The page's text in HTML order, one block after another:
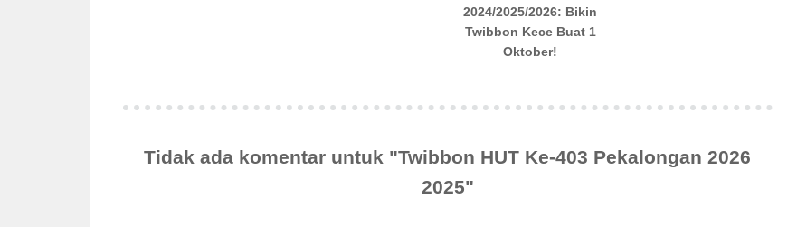
2024/2025/2026: Bikin
Twibbon Kece Buat 1
Oktober!
Tidak ada komentar untuk "Twibbon HUT Ke-403 Pekalongan 2026
2025"